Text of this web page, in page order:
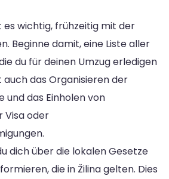
es wichtig, frühzeitig mit der
Beginne damit, eine Liste aller
du für deinen Umzug erledigen
auch das Organisieren der
und das Einholen von
Visa oder
dich über die lokalen Gesetze
die in Žilina gelten. Dies